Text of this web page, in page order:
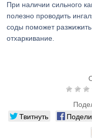
При наличии сильного
полезно проводить
соды поможет
отхаркивание.
Твитнуть